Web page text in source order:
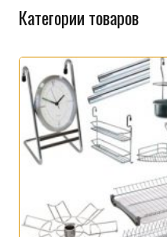
Категории товаров